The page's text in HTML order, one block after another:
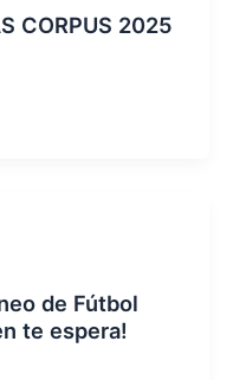
CORPUS 2025
de Fútbol
te espera!